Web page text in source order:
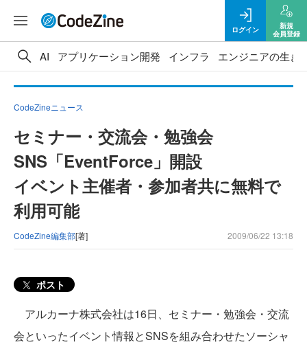
ログイン
新規
会員登録
AI アプリケーション開発 インフラ エンジニアの生き
CodeZineニュース
セミナー・交流会・勉強会
SNS「EventForce」開設
イベント主催者・参加者共に無料で
利用可能
CodeZine編集部[著] 2009/06/22 13:18
ポスト
アルカーナ株式会社は16日、セミナー・勉強会・交流
会といったイベント情報とSNSを組み合わせたソーシャ